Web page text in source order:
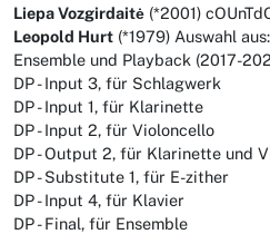
Liepa Vozgirdaitė (*2001)
Leopold Hurt (*1979) Auswahl aus:
Ensemble und Playback (2017-
DP - Input 3, für Schlagwerk
DP - Input 1, für Klarinette
DP - Input 2, für Violoncello
DP - Output 2, für Klarinette und
DP - Substitute 1, für E-zither
DP - Input 4, für Klavier
DP - Final, für Ensemble